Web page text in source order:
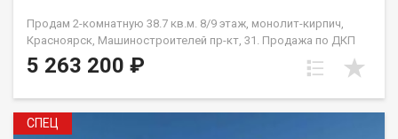
Продам 2-комнатную 38.7 кв.м. 8/9 этаж, монолит-кирпич,
Красноярск, Машиностроителей пр-кт, 31. Продажа по ДКП
НЕ ОТ ЗАСТРОЙЩИКА
5 263 200 ₽
СПЕЦ